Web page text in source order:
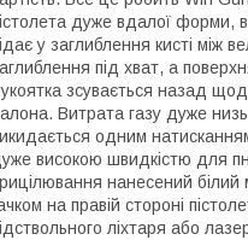
дуже вдалої форми,
у заглиблення кисті між
під хват, а
зсувається назад
Витрата газу дуже
одним
високою швидкістю для
нанесений
на правій стороні
ліхтаря або